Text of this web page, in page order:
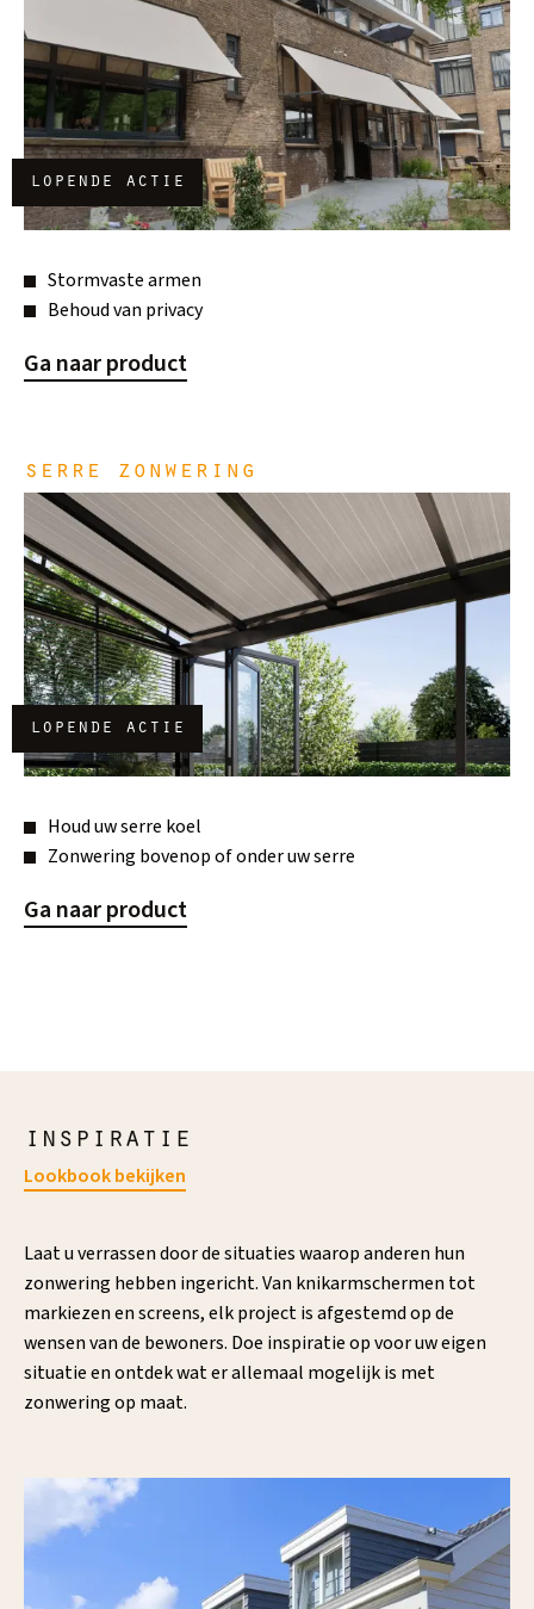
lopende actie
Stormvaste armen
Behoud van privacy
Ga naar product
serre zonwering
lopende actie
Houd uw serre koel
Zonwering bovenop of onder uw serre
Ga naar product
inspiratie
Lookbook bekijken
Laat u verrassen door de situaties waarop anderen hun
zonwering hebben ingericht. Van knikarmschermen tot
markiezen en screens, elk project is afgestemd op de
wensen van de bewoners. Doe inspiratie op voor uw eigen
situatie en ontdek wat er allemaal mogelijk is met
zonwering op maat.